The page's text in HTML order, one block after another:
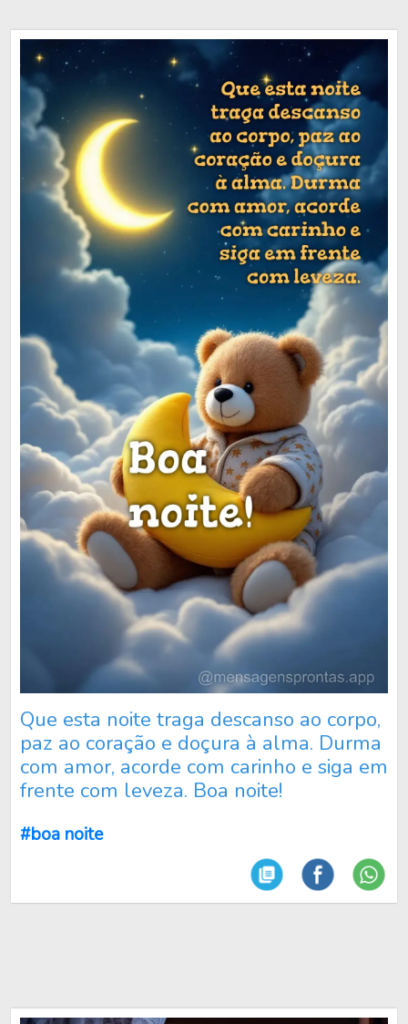
Que esta noite traga descanso ao corpo,
paz ao coração e doçura à alma. Durma
com amor, acorde com carinho e siga em
frente com leveza. Boa noite!
#boa noite